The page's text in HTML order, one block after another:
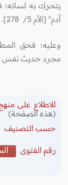
يتحرك به
آدم" [الأم 5/ 278].
وعليه؛ فحق
مجرد حديث نفس لم
للاطلاع على
(هذه الصفحة)
حسب التصنيف
رقم الفتوى